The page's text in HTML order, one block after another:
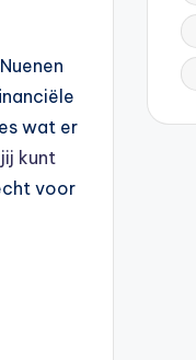
wat er
kunt
voor